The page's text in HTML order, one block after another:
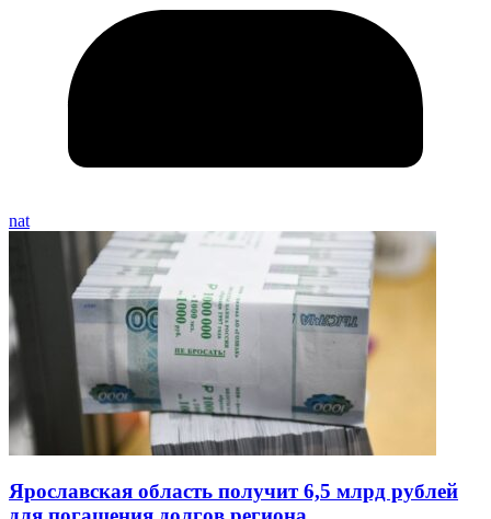
nat
Ярославская область получит 6,5 млрд рублей